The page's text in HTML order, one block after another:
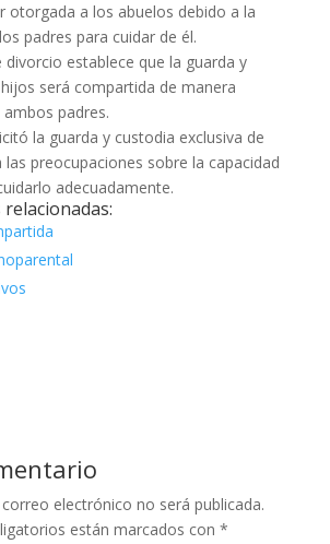
otorgada a los abuelos debido a la
padres para cuidar de él.
divorcio establece que la guarda y
será compartida de manera
padres.
la guarda y custodia exclusiva de
preocupaciones sobre la capacidad
adecuadamente.
electrónico no será publicada.
están marcados con *